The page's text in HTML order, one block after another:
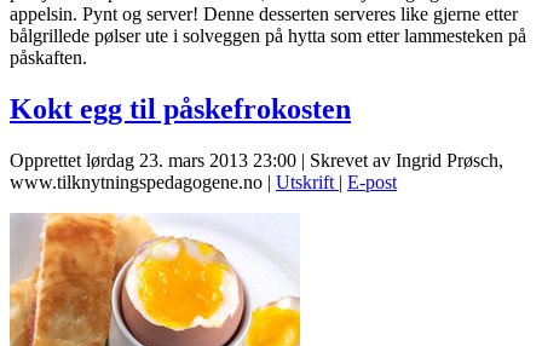
appelsin. Pynt og server! Denne desserten serveres like gjerne etter
bålgrillede pølser ute i solveggen på hytta som etter lammesteken på
påskaften.
Kokt egg til påskefrokosten
Opprettet lørdag 23. mars 2013 23:00 | Skrevet av Ingrid Prøsch,
www.tilknytningspedagogene.no | Utskrift | E-post